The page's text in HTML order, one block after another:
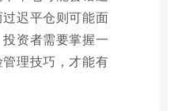
迟平仓则可能面
资者需要掌握一
理技巧，才能有